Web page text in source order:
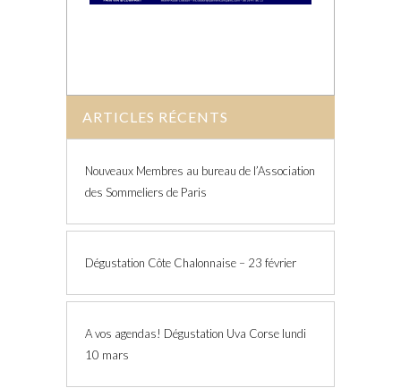
ARTICLES RÉCENTS
Nouveaux Membres au bureau de l’Association
des Sommeliers de Paris
Dégustation Côte Chalonnaise – 23 février
A vos agendas! Dégustation Uva Corse lundi
10 mars